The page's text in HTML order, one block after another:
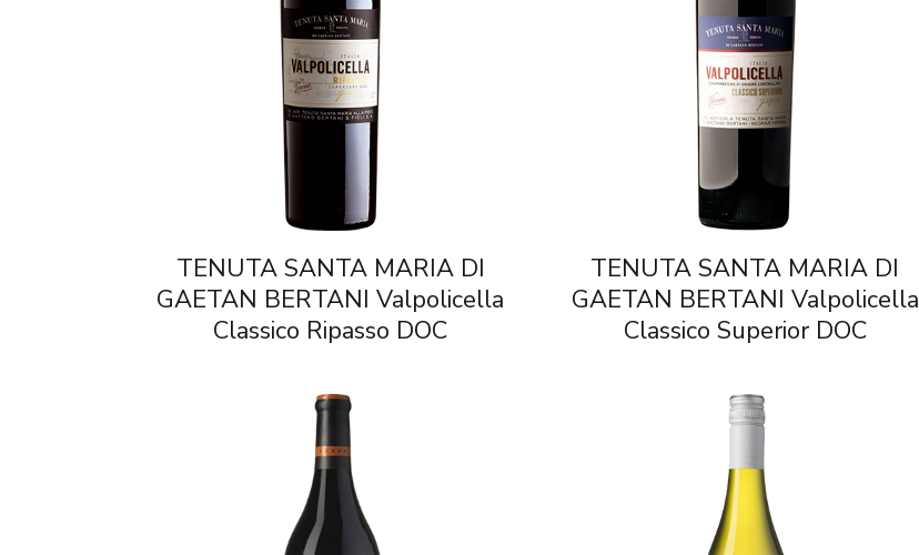
TENUTA SANTA MARIA DI
GAETAN BERTANI Valpolicella
Classico Ripasso DOC
TENUTA SANTA MARIA DI
GAETAN BERTANI Valpolicella
Classico Superior DOC